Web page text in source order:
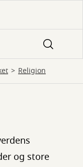
Religion
og store